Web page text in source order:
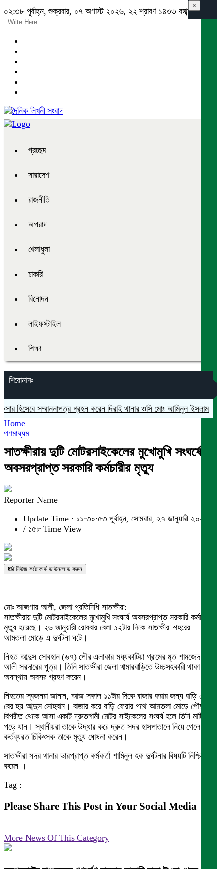
০২:৩৮ পূর্বাহ্ন, শুক্রবার, ০৭ অগাস্ট ২০২৬, ২২ শ্রাবণ ১৪৩৩ বঙ্গাব্দ
প্রচ্ছদ
সারাদেশ
রাজনীতি
অপরাধ
খেলাধুলা
চাকরি
বিনোদন
লাইফস্টাইল
শিক্ষা
শিরোনামঃ
হিসেবে সম্মাননাপত্র গ্রহন করেন দিরাই থানার ওসি মোঃ আমিনুল ইসলাম
×
Home
গণমাধ্যম
সাতক্ষীরায় দুটি মোটরসাইকেলের মুখোমুখি সংঘর্ষে
অবসরপ্রাপ্ত সরকারি কর্মচারীর মৃত্যু
Reporter Name
Update Time : ১১:৩০:৫৩ পূর্বাহ্ন, সোমবার, ২৭ জানুয়ারী ২০২৫
/ ১৫৮ Time View
📸 নিউজ ফটোকার্ড ডাউনলোড করুন
মোঃ আজগার আলী, জেলা প্রতিনিধি সাতক্ষীরা:
সাতক্ষীরায় দুটি মোটরসাইকেলের মুখোমুখি সংঘর্ষে অবসরপ্রাপ্ত সরকারি কর্মচারীর
মৃত্যু হয়েছে। ২৬ জানুয়ারী রোববার বেলা ১২টার দিকে সাতক্ষীরা শহরের
আমতলা মোড়ে এ দুর্ঘটনা ঘটে।
নিহত আব্দুস সোবহান (৬৭) পৌর এলাকার মধ্যকাটিয়া গ্রামের মৃত শামজেদ
আলী সরদারের পুত্র। তিনি সাতক্ষীরা জেলা খামারবাড়িতে উচ্চসহকারী থাকা
অবস্থায় অবসর গ্রহণ করেন।
নিহতের স্বজনরা জানান, আজ সকাল ১১টার দিকে বাজার করার জন্য বাড়ি থেকে
বের হয় আব্দুস সোহবান। বাজার করে বাড়ি ফেরার পথে আমতলা মোড়ে পৌছালে
বিপরীত থেকে আসা একটি দ্রুতগামী মোটর সাইকেলের সংঘর্ষ হলে তিনি মাটিতে
পড়ে যান। স্থানীয়রা তাকে উদ্ধার করে দ্রুত সদর হাসপাতালে নিয়ে গেলে
কর্তব্যরত চিকিৎসক তাকে মৃত্যু ঘোষনা করেন।
সাতক্ষীরা সদর থানার ভারপ্রাপ্ত কর্মকর্তা শামিনুল হক দুর্ঘটনার বিষয়টি নিশ্চিত
করেন ।
Tag :
Please Share This Post in Your Social Media
More News Of This Category